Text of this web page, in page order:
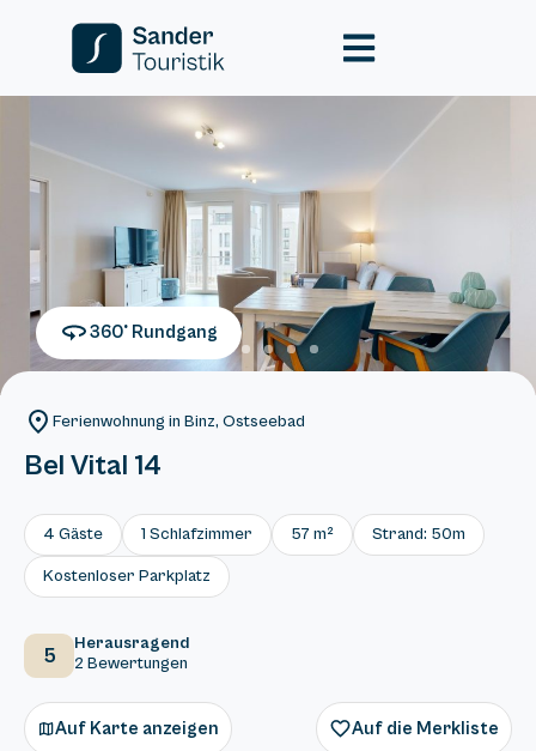
360° Rundgang
Ferienwohnung in Binz, Ostseebad
Bel Vital 14
4 Gäste 1 Schlafzimmer 57 m² Strand: 50m
Kostenloser Parkplatz
5
Herausragend
2 Bewertungen
Auf Karte anzeigen Auf die Merkliste